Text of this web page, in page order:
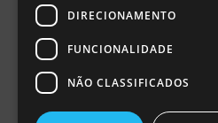
DIRECIONAMENTO
FUNCIONALIDADE
NÃO CLASSIFICADOS